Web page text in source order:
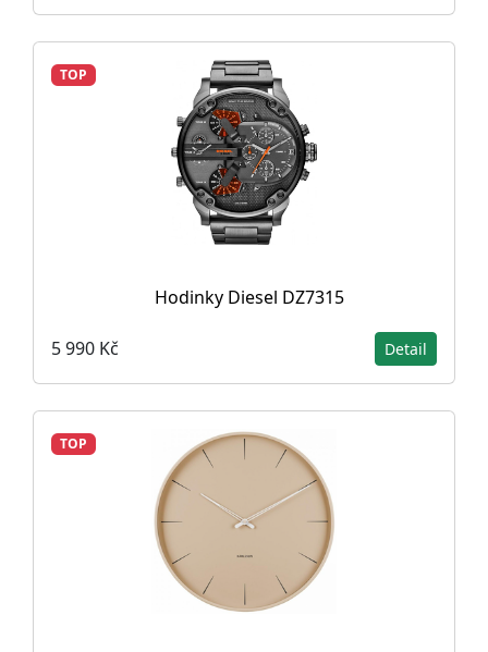
TOP
Hodinky Diesel DZ7315
5 990 Kč Detail
TOP